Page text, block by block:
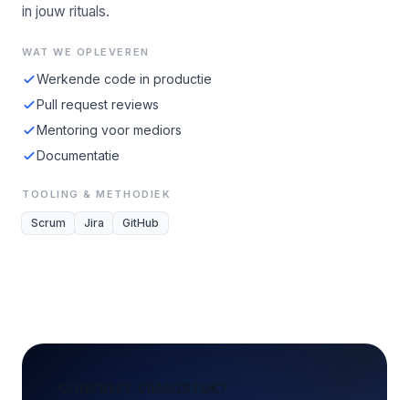
in jouw rituals.
WAT WE OPLEVEREN
Werkende code in productie
Pull request reviews
Mentoring voor mediors
Documentatie
TOOLING & METHODIEK
Scrum Jira GitHub
CONCREET VRAAGSTUK?